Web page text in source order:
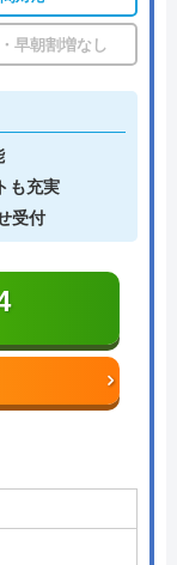
早朝割増なし
も充実
受付